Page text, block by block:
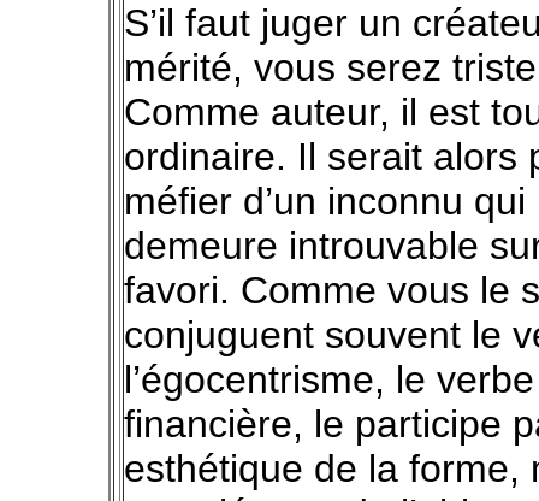
S’il faut juger un
mérité, vous serez
Comme auteur, il est
ordinaire. Il serait alors
méfier d’un inconnu
demeure introuvable
favori. Comme vous le
conjuguent souvent le
l’égocentrisme, le
financière, le participe
esthétique de la forme,